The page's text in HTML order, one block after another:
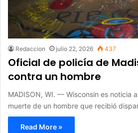
Redaccion julio 22, 2026 437
Oficial de policía de
contra un hombre
MADISON, WI. — Wisconsin es noticia
muerte de un hombre que recibió
Read More »